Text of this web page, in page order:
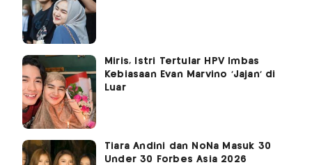
Miris, Istri Tertular HPV Imbas
Kebiasaan Evan Marvino ‘Jajan’ di
Luar
Tiara Andini dan NoNa Masuk 30
Under 30 Forbes Asia 2026